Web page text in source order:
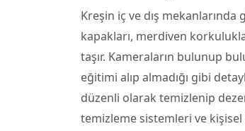
Kreşin iç ve dış
kapakları, merdiven
taşır. Kameraların bulunup
eğitimi alıp almadığı gibi
düzenli olarak temizlenip
temizleme sistemleri ve